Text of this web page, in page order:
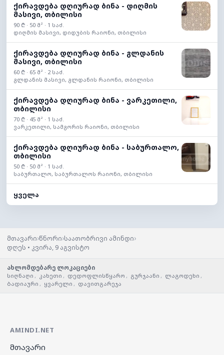
ქირავდება დღიურად ბინა - დიღმის
მასივი, თბილისი
90 ₾ · 50 მ² · 1 საძ.
დიღმის მასივი, დიდუბის რაიონი, თბილისი
ქირავდება დღიურად ბინა - გლდანის
მასივი, თბილისი
60 ₾ · 65 მ² · 2 საძ.
გლდანის მასივი, გლდანის რაიონი, თბილისი
ქირავდება დღიურად ბინა - ვარკეთილი,
თბილისი
70 ₾ · 45 მ² · 1 საძ.
ვარკეთილი, სამგორის რაიონი, თბილისი
ქირავდება დღიურად ბინა - საბურთალო,
თბილისი
50 ₾ · 50 მ² · 1 საძ.
საბურთალო, საბურთალოს რაიონი, თბილისი
ყველა
მთავარი›წნორი›საათობრივი ამინდი›
დღეს • კვირა, 9 აგვისტო
ახლომდებარე ლოკაციები
სიღნაღი , კახეთი , დედოფლისწყარო , გურჯაანი , ლაგოდეხი ,
ბადიაური , ყვარელი , დავითგარეჯა
AMINDI.NET
მთავარი